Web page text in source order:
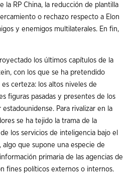
la RP China, la reducción de plantilla
o rechazo respecto a Elon
y enemigos multilaterales. En fin,
los últimos capítulos de la
con los que se ha pretendido
certeza: los altos niveles de
figuras pasadas y presentes de los
Para rivalizar en la
se ha tejido la trama de la
los servicios de inteligencia bajo el
que supone una especie de
primaria de las agencias de
fines políticos externos o internos.